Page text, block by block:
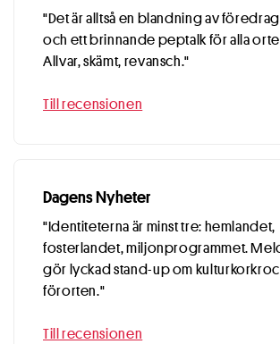
"Det är alltså en blandning av
och ett brinnande peptalk för alla
Allvar, skämt, revansch."
Till recensionen
Dagens Nyheter
"Identiteterna är minst tre: hemlandet,
fosterlandet, miljonprogrammet.
gör lyckad stand-up om
förorten."
Till recensionen